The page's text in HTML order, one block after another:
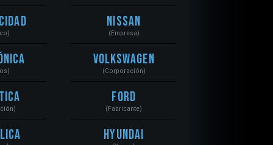
Nissan
(Empresa)
Volkswagen
(Corporación)
Ford
(Fabricante)
Hyundai